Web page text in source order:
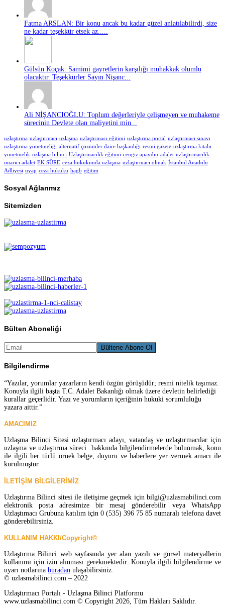
Fatma ARSLAN: Bir konu ancak bu kadar güzel anlatılabilirdi, size
ne kadar teşekkür etsek az.....
Gülsün Koçak: Samimi gayretlerin karşılığı muhakkak olumlu
olacaktır. Teşekkürler Sayın Nişanc...
Ali NİŞANCIOĞLU: Toplum değerleriyle çelişmeyen ve muhakeme
sürecinin Devlete olan maliyetini min...
uzlaştırma uzlaştırmacı uzlaşma uzlaştırmacı eğitimi uzlaştırma portal uzlaştırmacı sınavı
uzlaştırma yönetmeliği alternatif çözümler daire başkanlığı resmi gazete uzlaştırma kitabı
yönetmelik uzlaşma bilinci Uzlaştırmacılık eğitimi cengiz apaydın adalet uzlaştırmacılık
onarıcı adalet EK SÜRE ceza hukukunda uzlaşma uzlaştırmacı olmak İstanbul Anadolu
Adliyesi uyap ceza hukuku hagb eğitim
Sosyal Ağlarımız
Sitemizden
Bülten Aboneliği
Bilgilendirme
“Yazılar, yorumlar yazarların kendi özgün görüşüdür; resmi nitelik taşımaz.
Konuyla ilgili başta T.C. Adalet Bakanlığı olmak üzere devletin belirlediği
kurallar geçerlidir. Yazı ve yorumların içeriğinin hukuki sorumluluğu
yazara aittir.”
AMACIMIZ
Uzlaşma Bilinci Sitesi uzlaştırmacı adayı, vatandaş ve uzlaştırmacılar için
uzlaşma ve uzlaştırma süreci hakkında bilgilendirmelerde bulunmak, konu
ile ilgili her türlü örnek belge, duyuru ve haberlere yer vermek amacı ile
kurulmuştur
İLETİŞİM BİLGİLERİMİZ
Uzlaştırma Bilinci sitesi ile iletişime geçmek için bilgi@uzlasmabilinci.com
elektronik posta adresimize bir mesaj gönderebilir veya WhatsApp
Uzlaştımacı Grubuna katılım için 0 (535) 396 75 85 numaralı telefona davet
gönderebilirsiniz.
KULLANIM HAKKI/Copyright©
Uzlaştırma Bilinci web sayfasında yer alan yazılı ve görsel materyallerin
kullanımı için izin alınması gerekmektedir. Konuyla ilgili bilgilendirme ve
uyarı notlarına buradan ulaşabilirsiniz.
© uzlasmabilinci.com – 2022
Uzlaştırmacı Portalı - Uzlaşma Bilinci Platformu
www.uzlasmabilinci.com © Copyright 2026, Tüm Hakları Saklıdır.